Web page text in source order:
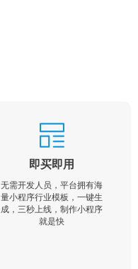
即买即用
无需开发人员，平台拥有海
量小程序行业模板，一键生
成，三秒上线，制作小程序
就是快